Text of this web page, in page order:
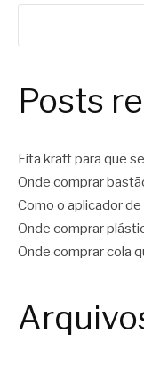
Posts
Fita kraft para que
Onde comprar
Como o aplicador
Onde comprar
Onde comprar cola